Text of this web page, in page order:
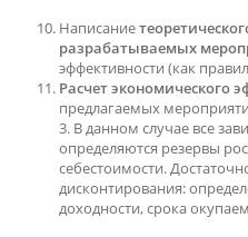
Написание
разрабатываемых
эффективности (как
Расчет экономического
предлагаемых
3. В данном случае все
определяются резервы
себестоимости.
дисконтирования:
доходности, срока